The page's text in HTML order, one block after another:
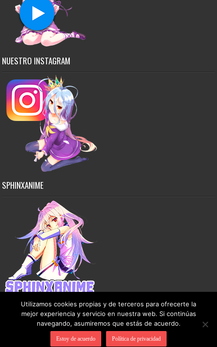
NUESTRO INSTAGRAM
SPHINXANIME
Copyright © 2015-2026 SphinxAnime - Este sitio no almacena ningún archivo en sus
servidores, solo comparte contenido de dominio público de manera gratuita.
Utilizamos cookies propias y de terceros para ofrecerte la
mejor experiencia y servicio en nuestra web. Si continúas
navegando, asumiremos que estás de acuerdo.
Estoy de acuerdo Política de privacidad